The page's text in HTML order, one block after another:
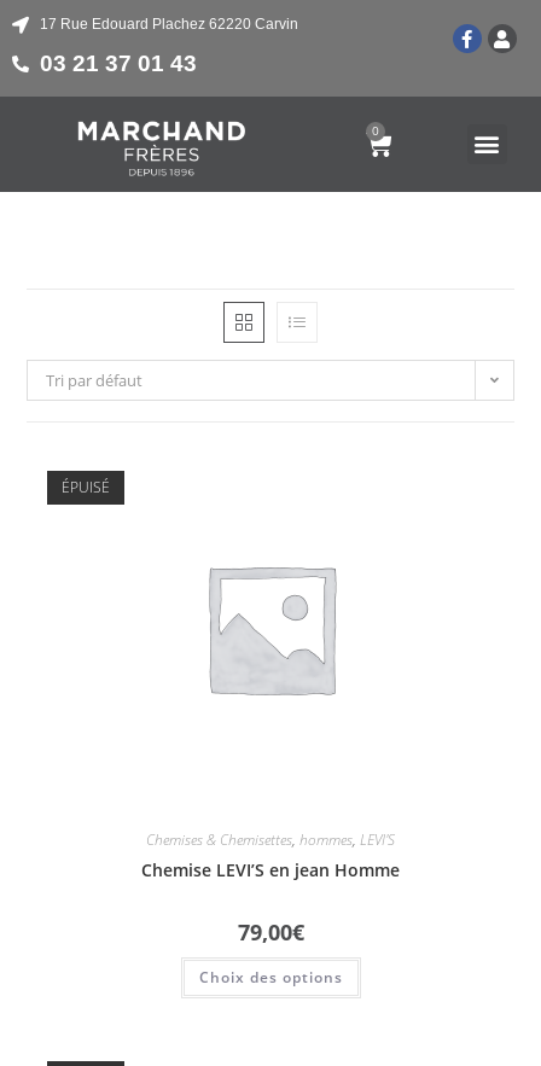
17 Rue Edouard Plachez 62220 Carvin
03 21 37 01 43
0
Tri par défaut
ÉPUISÉ
Chemises & Chemisettes, hommes, LEVI'S
Chemise LEVI’S en jean Homme
79,00€
Choix des options